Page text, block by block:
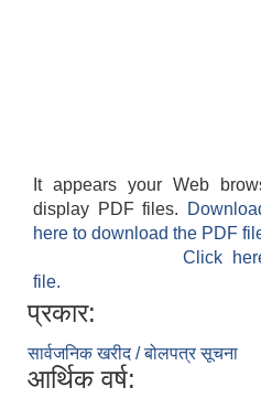
It appears your Web
display PDF files.
here to download the PDF
Click
file.
प्रकार:
सार्वजनिक खरीद / बोलपत्र सूचना
आर्थिक वर्ष: